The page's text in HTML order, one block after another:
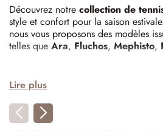
Découvrez notre collection de
style et confort pour la saison
nous vous proposons des modèles
telles que Ara, Fluchos, Mephisto,
Les tendances tennis
Cet été, les tennis se déclinent en
satisfaire toutes vos envies :​
Lire plus